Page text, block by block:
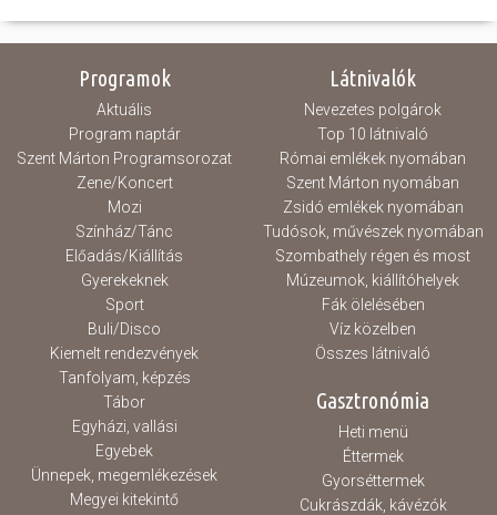
Programok
Aktuális
Program naptár
Szent Márton Programsorozat
Zene/Koncert
Mozi
Színház/Tánc
Előadás/Kiállítás
Gyerekeknek
Sport
Buli/Disco
Kiemelt rendezvények
Tanfolyam, képzés
Tábor
Egyházi, vallási
Egyebek
Ünnepek, megemlékezések
Megyei kitekintő
Látnivalók
Nevezetes polgárok
Top 10 látnivaló
Római emlékek nyomában
Szent Márton nyomában
Zsidó emlékek nyomában
Tudósok, művészek nyomában
Szombathely régen és most
Múzeumok, kiállítóhelyek
Fák ölelésében
Víz közelben
Összes látnivaló
Gasztronómia
Heti menü
Éttermek
Gyorséttermek
Cukrászdák, kávézók